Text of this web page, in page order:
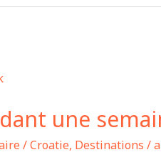
une
/Croatie, Destinations /